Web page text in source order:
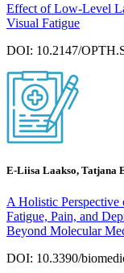
Effect of Low-Level
Visual Fatigue
DOI: 10.2147/
E-Liisa Laakso, Tatjana
A Holistic
Fatigue, Pain, and
Beyond Molecular
DOI: 10.3390/